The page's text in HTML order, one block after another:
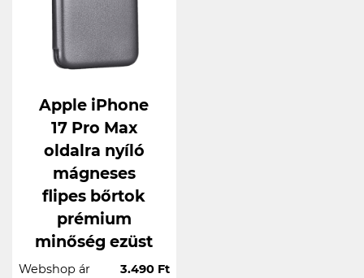
Apple iPhone
17 Pro Max
oldalra nyíló
mágneses
flipes bőrtok
prémium
minőség ezüst
Webshop ár 3.490 Ft